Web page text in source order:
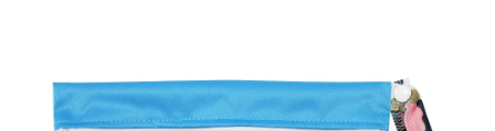
5
hvězdiček.